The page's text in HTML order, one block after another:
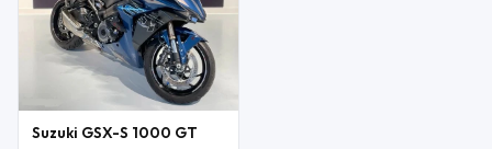
Suzuki GSX-S 1000 GT